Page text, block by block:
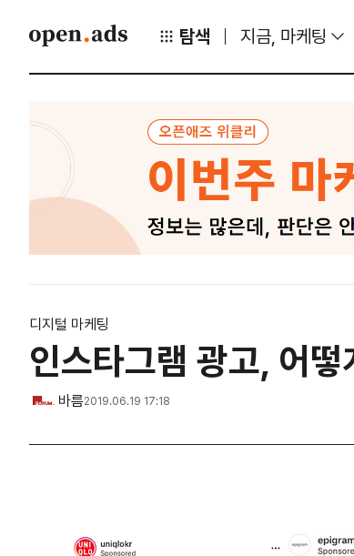
탐색 지금, 마케팅
디지털 마케팅
인스타그램 광고, 어
바름2019.06.19 17:18